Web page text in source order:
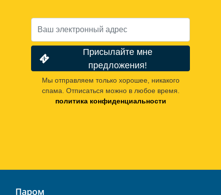
Присылайте мне
предложения!
Мы отправляем только хорошее, никакого
спама. Отписаться можно в любое время.
политика конфиденциальности
Паром